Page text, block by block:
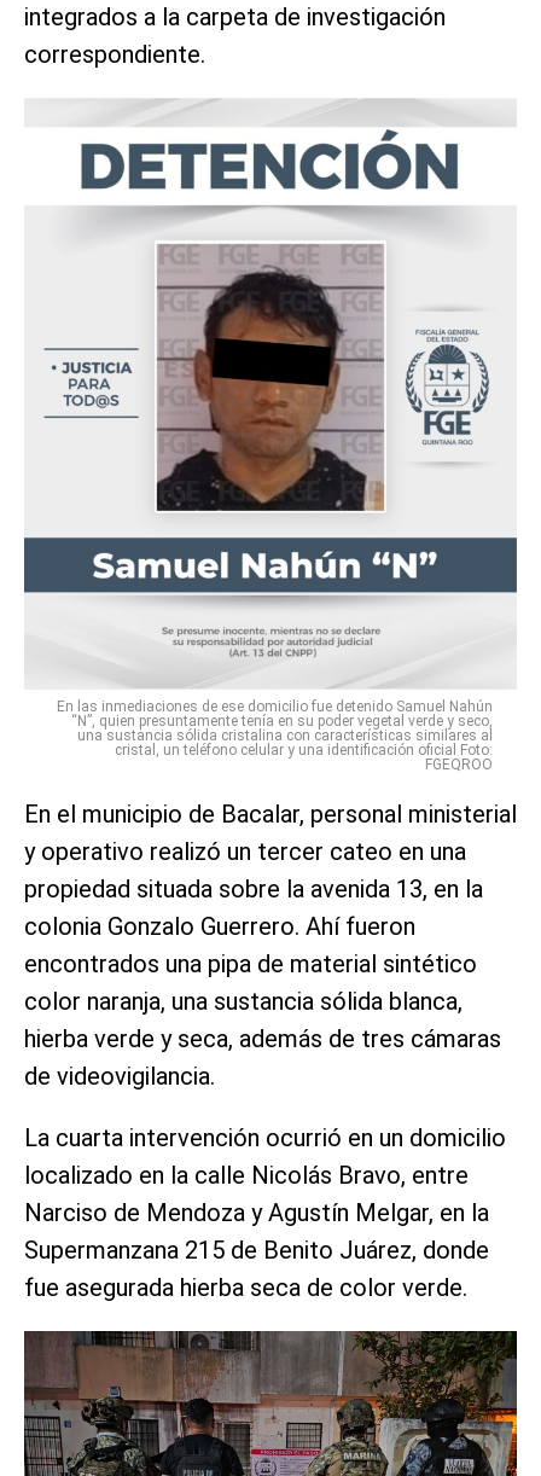
integrados a la carpeta de investigación
correspondiente.
En las inmediaciones de ese domicilio fue detenido Samuel Nahún
“N”, quien presuntamente tenía en su poder vegetal verde y seco,
una sustancia sólida cristalina con características similares al
cristal, un teléfono celular y una identificación oficial Foto:
FGEQROO
En el municipio de Bacalar, personal ministerial
y operativo realizó un tercer cateo en una
propiedad situada sobre la avenida 13, en la
colonia Gonzalo Guerrero. Ahí fueron
encontrados una pipa de material sintético
color naranja, una sustancia sólida blanca,
hierba verde y seca, además de tres cámaras
de videovigilancia.
La cuarta intervención ocurrió en un domicilio
localizado en la calle Nicolás Bravo, entre
Narciso de Mendoza y Agustín Melgar, en la
Supermanzana 215 de Benito Juárez, donde
fue asegurada hierba seca de color verde.